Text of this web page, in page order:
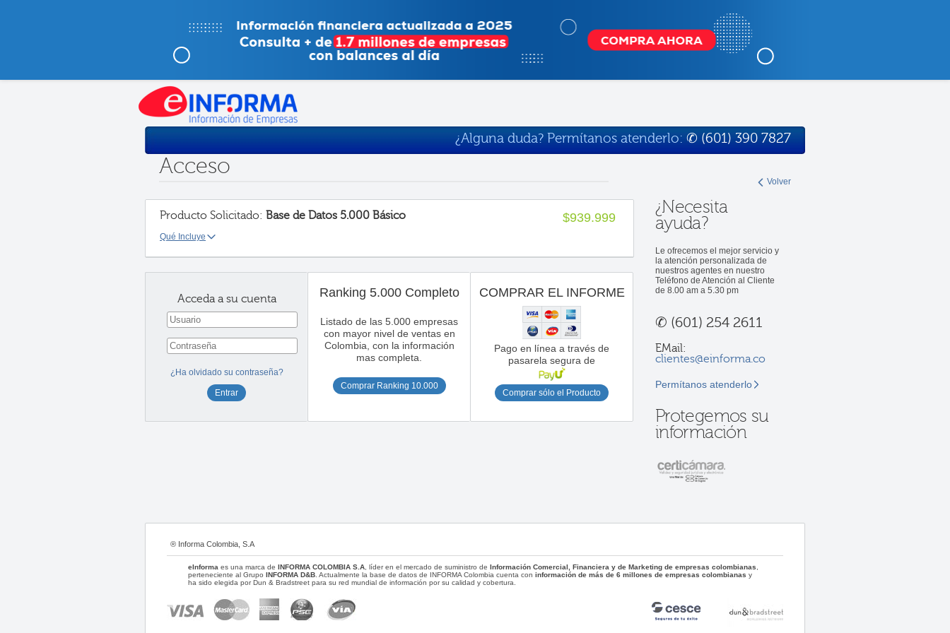
¿Alguna duda? Permítanos atenderlo: ✆ (601) 390 7827
Volver
Acceso
Producto Solicitado: Base de Datos 5.000 Básico $939.999
Qué Incluye
Acceda a su cuenta
¿Ha olvidado su contraseña?
Ranking 5.000 Completo
Listado de las 5.000 empresas
con mayor nivel de ventas en
Colombia, con la información
mas completa.
Comprar Ranking 10.000
COMPRAR EL INFORME
Pago en línea a través de
pasarela segura de
Comprar sólo el Producto
¿Necesita
ayuda?
Le ofrecemos el mejor servicio y
la atención personalizada de
nuestros agentes en nuestro
Teléfono de Atención al Cliente
de 8.00 am a 5.30 pm
✆ (601) 254 2611
EMail:
clientes@einforma.co
Permítanos atenderlo
Protegemos su
información
® Informa Colombia, S.A
eInforma es una marca de INFORMA COLOMBIA S.A , líder en el mercado de suministro de Información Comercial, Financiera y de Marketing de empresas colombianas
perteneciente al Grupo INFORMA D&B . Actualmente la base de datos de INFORMA Colombia cuenta con información de más de 6 millones de empresas colombianas y
ha sido elegida por Dun & Bradstreet para su red mundial de información por su calidad y cobertura.